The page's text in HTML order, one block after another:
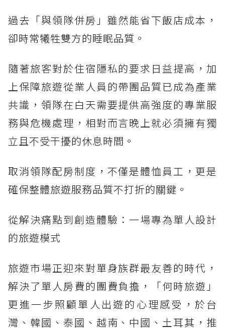
過去「與領隊併房」雖然能省下飯店成本，
卻時常犧牲雙方的睡眠品質。
隨著旅客對於住宿隱私的要求日益提高，加
上保障旅遊從業人員的帶團品質已成為產業
共識，領隊在白天需要提供高強度的專業服
務與危機處理，相對而言晚上就必須擁有獨
立且不受干擾的休息時間。
取消領隊配房制度，不僅是體恤員工，更是
確保整體旅遊服務品質不打折的關鍵。
從解決痛點到創造體驗：一場專為單人設計
的旅遊模式
旅遊市場正迎來對單身族群最友善的時代，
解決了單人房費的團費負擔，「何時旅遊」
更進一步照顧單人出遊的心理感受，於台
灣、韓國、泰國、越南、中國、土耳其，推